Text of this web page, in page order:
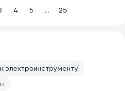
4 5 ... 25
электроинструменту